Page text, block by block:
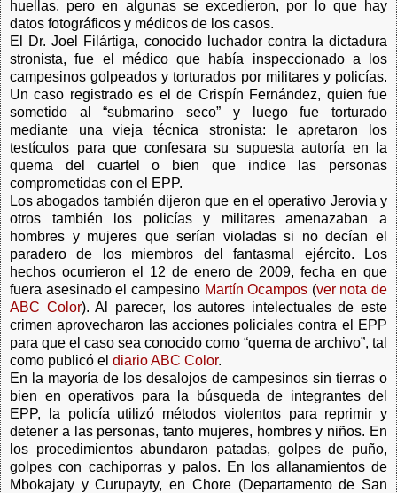
huellas, pero en algunas se excedieron, por lo que hay
datos fotográficos y médicos de los casos.
El Dr. Joel Filártiga, conocido luchador contra la dictadura
stronista, fue el médico que había inspeccionado a los
campesinos golpeados y torturados por militares y policías.
Un caso registrado es el de Crispín Fernández, quien fue
sometido al “submarino seco” y luego fue torturado
mediante una vieja técnica stronista: le apretaron los
testículos para que confesara su supuesta autoría en la
quema del cuartel o bien que indice las personas
comprometidas con el EPP.
Los abogados también dijeron que en el operativo Jerovia y
otros también los policías y militares amenazaban a
hombres y mujeres que serían violadas si no decían el
paradero de los miembros del fantasmal ejército. Los
hechos ocurrieron el 12 de enero de 2009, fecha en que
fuera asesinado el campesino Martín Ocampos (ver nota de
ABC Color). Al parecer, los autores intelectuales de este
crimen aprovecharon las acciones policiales contra el EPP
para que el caso sea conocido como “quema de archivo”, tal
como publicó el diario ABC Color.
En la mayoría de los desalojos de campesinos sin tierras o
bien en operativos para la búsqueda de integrantes del
EPP, la policía utilizó métodos violentos para reprimir y
detener a las personas, tanto mujeres, hombres y niños. En
los procedimientos abundaron patadas, golpes de puño,
golpes con cachiporras y palos. En los allanamientos de
Mbokajaty y Curupayty, en Chore (Departamento de San